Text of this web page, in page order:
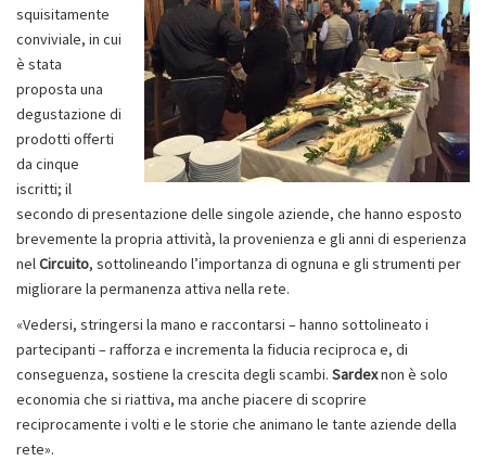
squisitamente
conviviale, in cui
è stata
proposta una
degustazione di
prodotti offerti
da cinque
iscritti; il
secondo di presentazione delle singole aziende, che hanno esposto
brevemente la propria attività, la provenienza e gli anni di esperienza
nelCircuito, sottolineando l’importanza di ognuna e gli strumenti per
migliorare la permanenza attiva nella rete.
«Vedersi, stringersi la mano e raccontarsi – hanno sottolineato i
partecipanti – rafforza e incrementa la fiducia reciproca e, di
conseguenza, sostiene la crescita degli scambi. Sardexnon è solo
economia che si riattiva, ma anche piacere di scoprire
reciprocamente i volti e le storie che animano le tante aziende della
rete».